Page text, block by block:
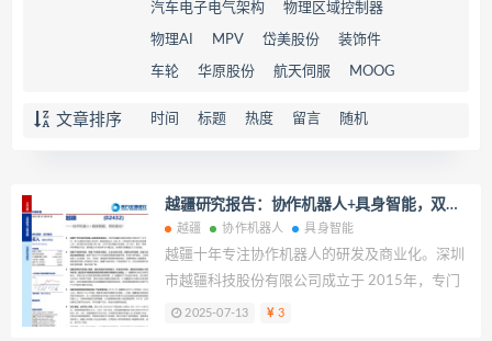
汽车电子电气架构 物理区域控制器
物理AI MPV 岱美股份 装饰件
车轮 华原股份 航天伺服 MOOG
文章排序 时间 标题 热度 留言 随机
越疆研究报告：协作机器人+具身智能，双轮
驱动！
越疆 协作机器人 具身智能
越疆十年专注协作机器人的研发及商业化。深圳
市越疆科技股份有限公司成立于 2015年，专门
从事协作机器人的开发、制造和商业化。2024
2025-07-13 3